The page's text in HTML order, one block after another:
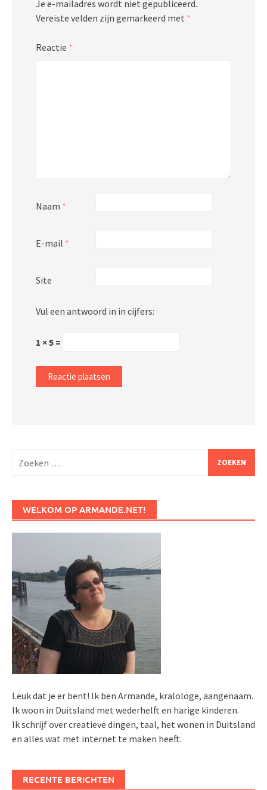
Je e-mailadres wordt niet gepubliceerd.
Vereiste velden zijn gemarkeerd met *
Reactie *
Naam *
E-mail *
Site
Vul een antwoord in in cijfers:
1 × 5 =
naar:
WELKOM OP ARMANDE.NET!
Leuk dat je er bent! Ik ben Armande, kralologe, aangenaam.
Ik woon in Duitsland met wederhelft en harige kinderen.
Ik schrijf over creatieve dingen, taal, het wonen in Duitsland
en alles wat met internet te maken heeft.
RECENTE BERICHTEN